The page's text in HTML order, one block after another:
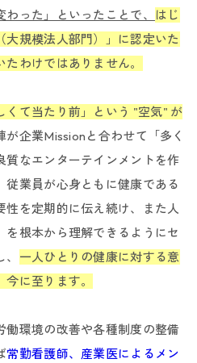
境／制度
った」といったことで、
はじ
大規模法人部門）」に認定いた
わけではありません。
くて当たり前」という "空気" が
が企業Missionと合わせて「多く
質なエンターテインメントを作
従業員が心身ともに健康である
性を定期的に伝え続け、また人
根本から理解できるようにセ
一人ひとりの健康に対する意
に至ります。
働環境の改善や各種制度の整備
常勤看護師、産業医によるメン